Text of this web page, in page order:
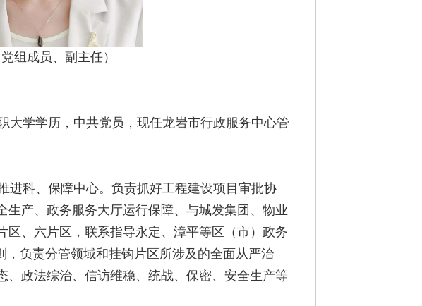
组成员、副主任）
大学学历，中共党员，现任龙岩市行政服务中心管
科、保障中心。负责抓好工程建设项目审批协
生产、政务服务大厅运行保障、与城发集团、物业
区、六片区，联系指导永定、漳平等区（市）政务
，负责分管领域和挂钩片区所涉及的全面从严治
、政法综治、信访维稳、统战、保密、安全生产等